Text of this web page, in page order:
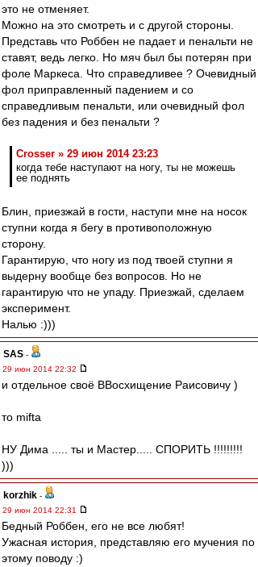
это не отменяет.
Можно на это смотреть и с другой стороны.
Представь что Роббен не падает и пенальти не
ставят, ведь легко. Но мяч был бы потерян при
фоле Маркеса. Что справедливее ? Очевидный
фол приправленный падением и со
справедливым пенальти, или очевидный фол
без падения и без пенальти ?
Crosser » 29 июн 2014 23:23
когда тебе наступают на ногу, ты не можешь
ее поднять
Блин, приезжай в гости, наступи мне на носок
ступни когда я бегу в противоположную
сторону.
Гарантирую, что ногу из под твоей ступни я
выдерну вообще без вопросов. Но не
гарантирую что не упаду. Приезжай, сделаем
эксперимент.
Налью :)))
SAS -
29 июн 2014 22:32
и отдельное своё ВВосхищение Раисовичу )
то mifta
НУ Дима ..... ты и Мастер..... СПОРИТЬ !!!!!!!!!
)))
korzhik -
29 июн 2014 22:31
Бедный Роббен, его не все любят!
Ужасная история, представляю его мучения по
этому поводу :)